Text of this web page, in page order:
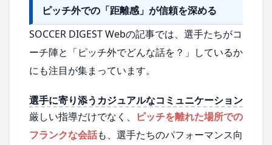
ピッチ外での「距離感」が信頼を深める
SOCCER DIGEST Webの記事では、選手たちがコ
ーチ陣と「ピッチ外でどんな話を？」しているか
にも注目が集まっています。
選手に寄り添うカジュアルなコミュニケーション
厳しい指導だけでなく、
ピッチを離れた場所での
フランクな会話も、選手たちのパフォーマンス向